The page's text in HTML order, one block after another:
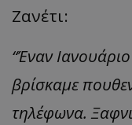
Ζανέτι:
“Έναν
βρίσκαμε
τηλέφωνα.